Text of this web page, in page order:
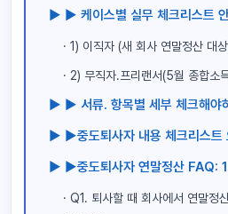
▶ ▶ 케이스별 실무 체크리스트
· 1) 이직자 (새 회사 연말정산 대
· 2) 무직자.프리랜서(5월 종합소
▶ ▶ 서류. 항목별 세부 체크해야
▶ ▶중도퇴사자 내용 체크리스트
▶ ▶중도퇴사자 연말정산 FAQ:
· Q1. 퇴사할 때 회사에서 연말정